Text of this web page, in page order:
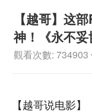
【越哥】这
神！《永不妥
觀看次數: 734903
【越哥说电影】